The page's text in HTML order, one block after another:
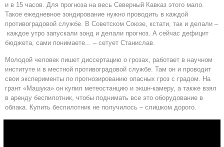
и в 15 часов. Для прогноза на весь Северный Кавказ этого мало.
Такое ежедневное зондирование нужно проводить в каждой
противоградовой службе. В Советском Союзе, кстати, так и делали –
каждое утро запускали зонд и делали прогноз. А сейчас дефицит
бюджета, сами понимаете... – сетует Станислав.
Молодой человек пишет диссертацию о грозах, работает в научном
институте и в местной противоградовой службе. Там он и проводит
свои эксперименты по прогнозированию опасных гроз с градом. На
грант «Машука» он купил метеостанцию и экшн-камеру, а также взял
в аренду беспилотник, чтобы поднимать все это оборудование в
облака. Купить беспилотник не получилось – слишком дорого.